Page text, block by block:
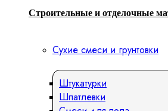
Строительные и отделочные
Сухие смеси и грунтовки
Штукатурки
Шпатлевки